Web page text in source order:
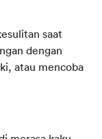
saat
dengan
atau mencoba